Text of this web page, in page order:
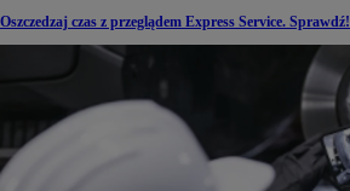
Oszczedzaj czas z przeglądem Express Service. Sprawdź!